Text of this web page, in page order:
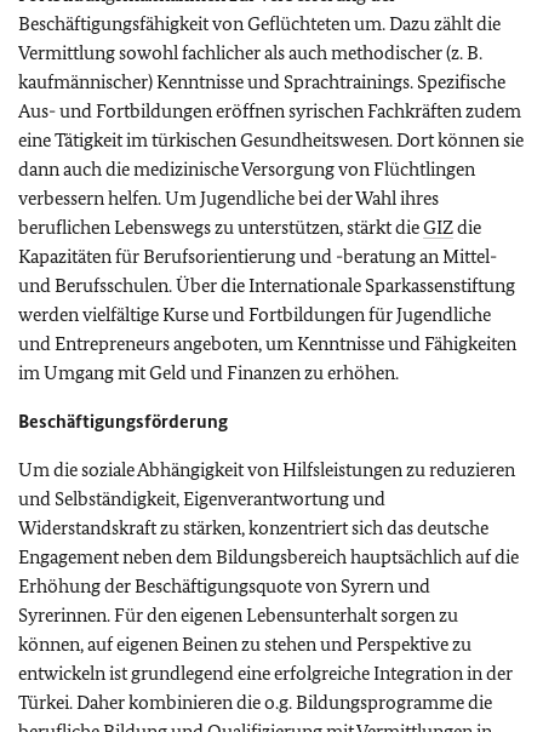
Beschäftigungsfähigkeit von Geflüchteten um. Dazu zählt die
Vermittlung sowohl fachlicher als auch methodischer (z. B.
kaufmännischer) Kenntnisse und Sprachtrainings. Spezifische
Aus- und Fortbildungen eröffnen syrischen Fachkräften zudem
eine Tätigkeit im türkischen Gesundheitswesen. Dort können sie
dann auch die medizinische Versorgung von Flüchtlingen
verbessern helfen. Um Jugendliche bei der Wahl ihres
beruflichen Lebenswegs zu unterstützen, stärkt dieGIZdie
Kapazitäten für Berufsorientierung und -beratung an Mittel-
und Berufsschulen. Über die Internationale Sparkassenstiftung
werden vielfältige Kurse und Fortbildungen für Jugendliche
und Entrepreneurs angeboten, um Kenntnisse und Fähigkeiten
im Umgang mit Geld und Finanzen zu erhöhen.
Beschäftigungsförderung
Um die soziale Abhängigkeit von Hilfsleistungen zu reduzieren
und Selbständigkeit, Eigenverantwortung und
Widerstandskraft zu stärken, konzentriert sich das deutsche
Engagement neben dem Bildungsbereich hauptsächlich auf die
Erhöhung der Beschäftigungsquote von Syrern und
Syrerinnen. Für den eigenen Lebensunterhalt sorgen zu
können, auf eigenen Beinen zu stehen und Perspektive zu
entwickeln ist grundlegend eine erfolgreiche Integration in der
Türkei. Daher kombinieren die o.g. Bildungsprogramme die